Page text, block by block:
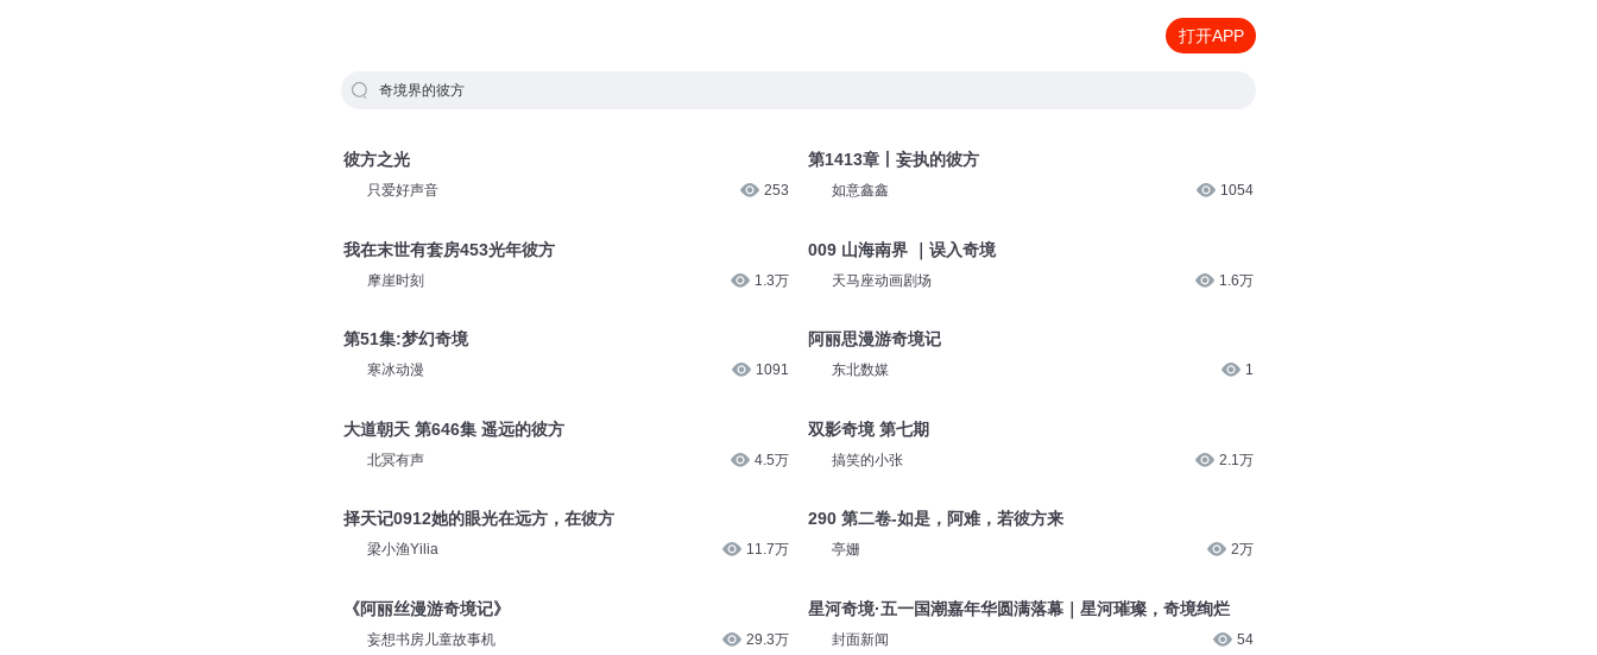
打开APP
奇境界的彼方
彼方之光
只爱好声音 253
我在末世有套房453光年彼方
摩崖时刻 1.3万
第51集:梦幻奇境
寒冰动漫 1091
大道朝天 第646集 遥远的彼方
北冥有声 4.5万
择天记0912她的眼光在远方，在彼方
梁小渔Yilia 11.7万
《阿丽丝漫游奇境记》
妄想书房儿童故事机 29.3万
第1413章丨妄执的彼方
如意鑫鑫 1054
009 山海南界 ｜误入奇境
天马座动画剧场 1.6万
阿丽思漫游奇境记
东北数媒 1
双影奇境 第七期
搞笑的小张 2.1万
290 第二卷-如是，阿难，若彼方来
亭姗 2万
星河奇境·五一国潮嘉年华圆满落幕｜星河璀璨，奇境绚烂
封面新闻 54